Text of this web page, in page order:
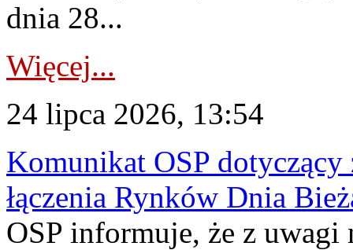
dnia 28...
Więcej...
24 lipca 2026, 13:54
Komunikat OSP dotyczący
łączenia Rynków Dnia
OSP informuje, że z uwagi